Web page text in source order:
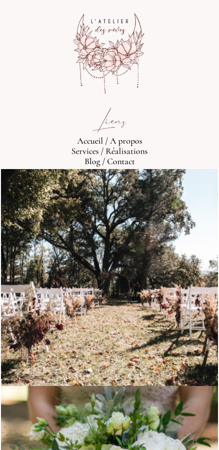
Liens
Accueil /A propos
Services / Réalisations
Blog/Contact